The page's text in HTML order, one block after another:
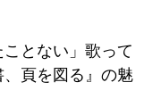
ことない」歌って
頁を図る』の魅